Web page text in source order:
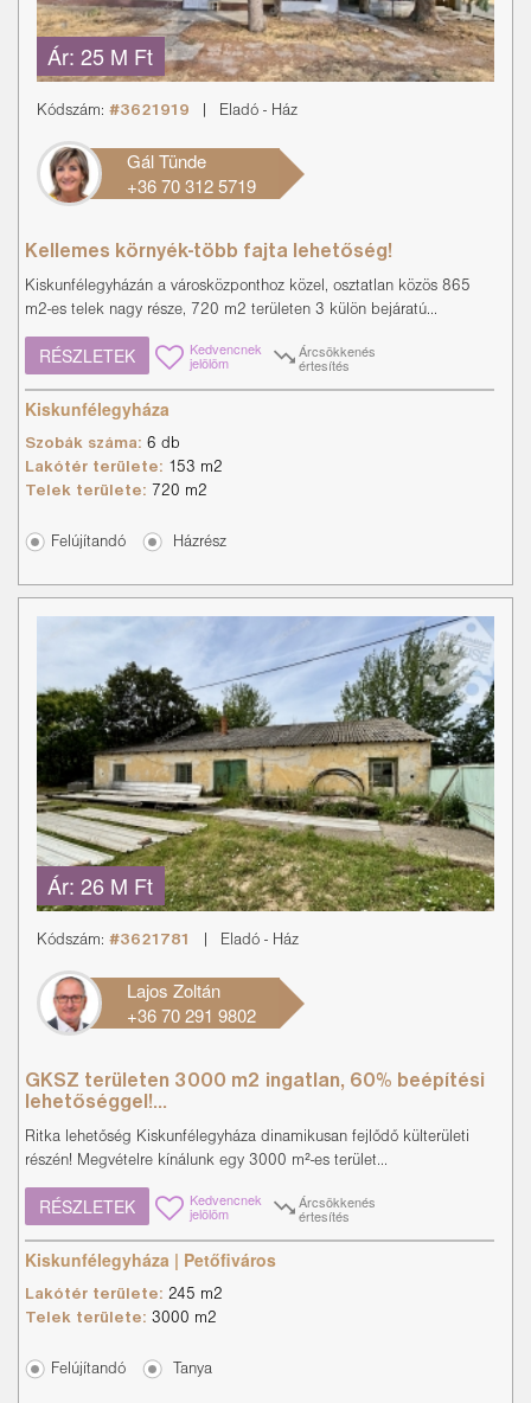
Ár: 25 M Ft
Kódszám: #3621919 Eladó - Ház
Gál Tünde
+36 70 312 5719
Kellemes környék-több fajta lehetőség!
Kiskunfélegyházán a városközponthoz közel, osztatlan közös 865
m2-es telek nagy része, 720 m2 területen 3 külön bejáratú...
RÉSZLETEK Kedvencnek
jelölöm
Árcsökkenés
értesítés
Kiskunfélegyháza
Szobák száma: 6 db
Lakótér területe: 153 m2
Telek területe:
720 m2
Felújítandó Házrész
Ár: 26 M Ft
Kódszám: #3621781 Eladó - Ház
Lajos Zoltán
+36 70 291 9802
GKSZ területen 3000 m2 ingatlan, 60% beépítési
lehetőséggel!...
Ritka lehetőség Kiskunfélegyháza dinamikusan fejlődő külterületi
részén! Megvételre kínálunk egy 3000 m²-es terület...
RÉSZLETEK Kedvencnek
jelölöm
Árcsökkenés
értesítés
Kiskunfélegyháza | Petőfiváros
Lakótér területe: 245 m2
Telek területe: 3000 m2
Felújítandó Tanya